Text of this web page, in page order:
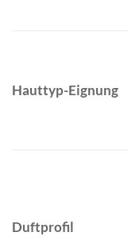
Hauttyp-Eignung
Duftprofil